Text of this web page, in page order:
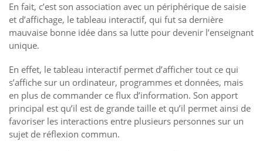
En fait, c’est son association avec un périphérique de saisie
et d’affichage, le tableau interactif, qui fut sa dernière
mauvaise bonne idée dans sa lutte pour devenir l’enseignant
unique.
En effet, le tableau interactif permet d’afficher tout ce qui
s’affiche sur un ordinateur, programmes et données, mais
en plus de commander ce flux d’information. Son apport
principal est qu’il est de grande taille et qu’il permet ainsi de
favoriser les interactions entre plusieurs personnes sur un
sujet de réflexion commun.